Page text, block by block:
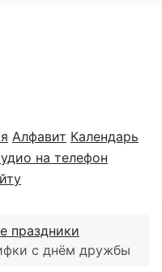
Алфавит Календарь
праздники
с днём дружбы